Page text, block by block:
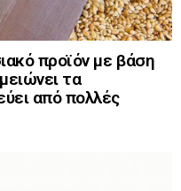
προϊόν με βάση
τα
από πολλές